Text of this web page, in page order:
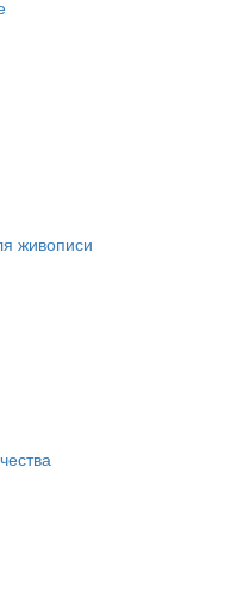
живописи